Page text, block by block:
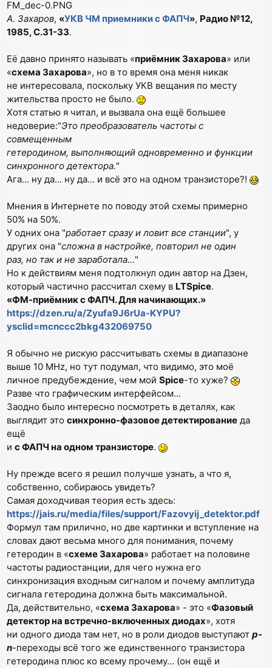
FM_dec-0.PNG
А. Захаров, «УКВ ЧМ приемники с ФАПЧ», Радио №12,
1985, С.31-33.
Её давно принято называть «приёмник Захарова» или
«схема Захарова», но в то время она меня никак
не интересовала, поскольку УКВ вещания по месту
жительства просто не было.
Хотя статью я читал, и вызвала она ещё большее
недоверие:"Это преобразователь частоты с
совмещенным
гетеродином, выполняющий одновременно и функции
синхронного детектора."
Ага... ну да... ну да... и всё это на одном транзисторе?!
Мнения в Интернете по поводу этой схемы примерно
50% на 50%.
У одних она "работает сразу и ловит все станции", у
других она "сложна в настройке, повторил не один
раз, но так и не заработала..."
Но к действиям меня подтолкнул один автор на Дзен,
который частично рассчитал схему в LTSpice.
«ФМ-приёмник с ФАПЧ. Для начинающих.»
https://dzen.ru/a/Zyufa9J6rUa-KYPU?
ysclid=mcnccc2bkg432069750
Я обычно не рискую рассчитывать схемы в диапазоне
выше 10 MHz, но тут подумал, что видимо, это моё
личное предубеждение, чем мой Spice-то хуже?
Разве что графическим интерфейсом...
Заодно было интересно посмотреть в деталях, как
выглядит это синхронно-фазовое детектирование да
ещё
и с ФАПЧ на одном транзисторе.
Ну прежде всего я решил получше узнать, а что я,
собственно, собираюсь увидеть?
Самая доходчивая теория есть здесь:
https://jais.ru/media/files/support/Fazovyij_detektor.pdf
Формул там прилично, но две картинки и вступление на
словах дают весьма много для понимания, почему
гетеродин в «схеме Захарова» работает на половине
частоты радиостанции, для чего нужна его
синхронизация входным сигналом и почему амплитуда
сигнала гетеродина должна быть максимальной.
Да, действительно, «схема Захарова» - это «Фазовый
детектор на встречно-включенных диодах», хотя
ни одного диода там нет, но в роли диодов выступают p-
n-переходы всё того же единственного транзистора
гетеродина плюс ко всему прочему... (он ещё и